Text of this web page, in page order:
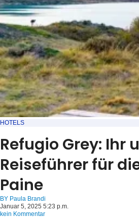
HOTELS
Refugio Grey: Ihr
Reiseführer für
Paine
BY Paula Brandi
Januar 5, 2025 5:23 p.m.
kein Kommentar